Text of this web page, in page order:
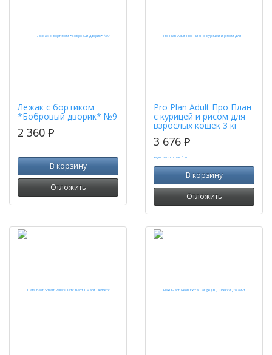
Лежак с бортиком
*Бобровый дворик* №9
2 360 p
В корзину
Отложить
Pro Plan Adult Про План
с курицей и рисом для
взрослых кошек 3 кг
3 676 p
В корзину
Отложить